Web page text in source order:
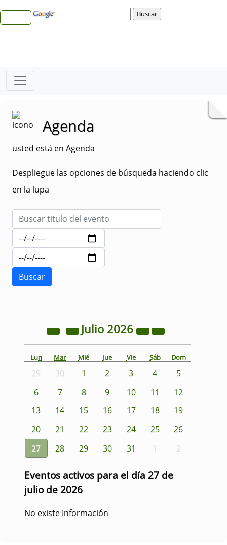
Agenda
usted está en Agenda
Despliegue las opciones de búsqueda haciendo clic
en la lupa
Julio 2026
Lun Mar Mié Jue Vie Sáb Dom
29 30 1 2 3 4
5
6
7 8 9 10 11
12
13
14 15 16 17 18
19
20
21 22 23 24 25
26
27
28 29 30 31 1 2
Eventos activos para el día 27 de
julio de 2026
No existe Información